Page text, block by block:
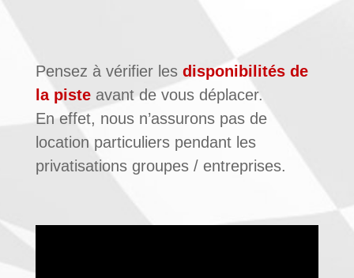
Pensez à vérifier les disponibilités de
la pisteavant de vous déplacer.
En effet, nous n’assurons pas de
location particuliers pendant les
privatisations groupes / entreprises.